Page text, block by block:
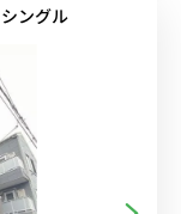
ングル